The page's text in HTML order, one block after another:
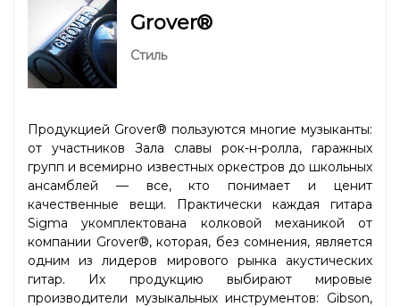
Grover®
Стиль
Продукцией Grover® пользуются многие музыканты:
от участников Зала славы рок-н-ролла, гаражных
групп и всемирно известных оркестров до школьных
ансамблей — все, кто понимает и ценит
качественные вещи. Практически каждая гитара
Sigma укомплектована колковой механикой от
компании Grover®, которая, без сомнения, является
одним из лидеров мирового рынка акустических
гитар. Их продукцию выбирают мировые
производители музыкальных инструментов: Gibson,